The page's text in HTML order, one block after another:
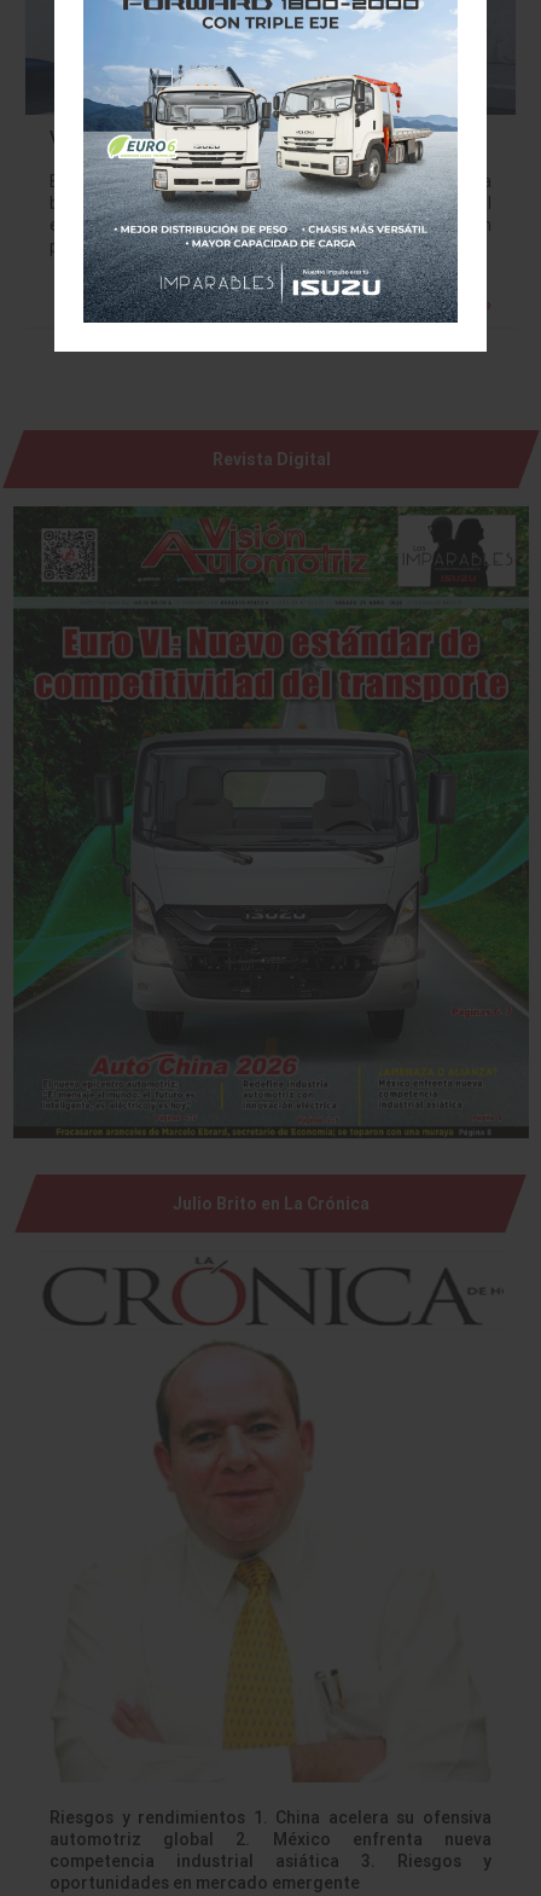
Volkswagen se convertirá en un proveedor de energía
El Grupo Volkswagen ha establecido una compañía para
brindar ofertas de energía y soluciones de carga, lo cual
enfatiza su objetivo estratégico de convertirse en un
proveedor líder de movilidad…
Leer más »
Revista Digital
Julio Brito en La Crónica
Riesgos y rendimientos 1. China acelera su ofensiva
automotriz global 2. México enfrenta nueva
competencia industrial asiática 3. Riesgos y
oportunidades en mercado emergente